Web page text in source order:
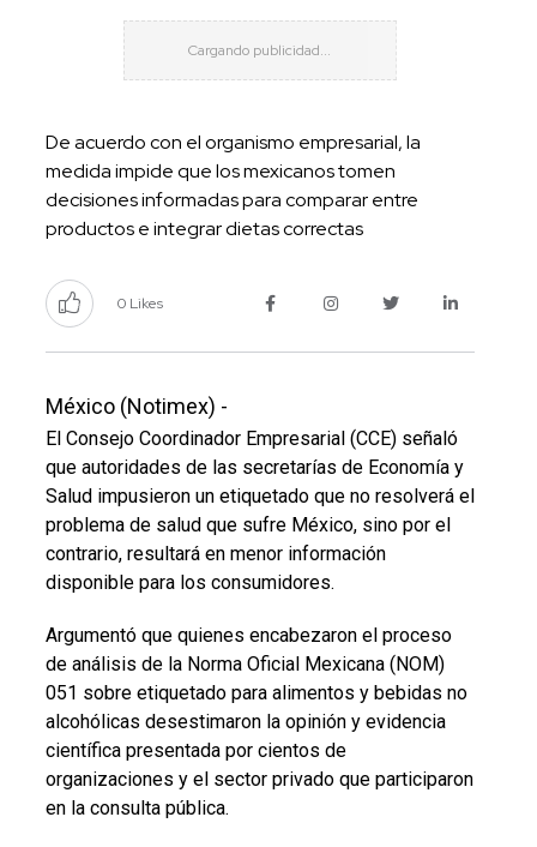
De acuerdo con el organismo empresarial, la
medida impide que los mexicanos tomen
decisiones informadas para comparar entre
productos e integrar dietas correctas
0 Likes
México (Notimex) -
El Consejo Coordinador Empresarial (CCE) señaló
que autoridades de las secretarías de Economía y
Salud impusieron un etiquetado que no resolverá el
problema de salud que sufre México, sino por el
contrario, resultará en menor información
disponible para los consumidores.
Argumentó que quienes encabezaron el proceso
de análisis de la Norma Oficial Mexicana (NOM)
051 sobre etiquetado para alimentos y bebidas no
alcohólicas desestimaron la opinión y evidencia
científica presentada por cientos de
organizaciones y el sector privado que participaron
en la consulta pública.